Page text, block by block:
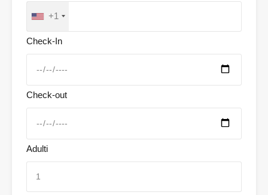
+1
Check-In
Check-out
Adulti